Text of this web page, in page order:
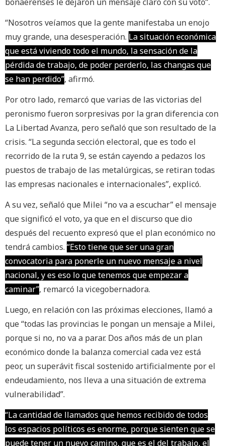
“Nosotros veíamos que la gente manifestaba un enojo
muy grande, una desesperación. La situación económica
que está viviendo todo el mundo, la sensación de la
pérdida de trabajo, de poder perderlo, las changas que
se han perdido”, afirmó.
Por otro lado, remarcó que varias de las victorias del
peronismo fueron sorpresivas por la gran diferencia con
La Libertad Avanza, pero señaló que son resultado de la
crisis. “La segunda sección electoral, que es todo el
recorrido de la ruta 9, se están cayendo a pedazos los
puestos de trabajo de las metalúrgicas, se retiran todas
las empresas nacionales e internacionales”, explicó.
A su vez, señaló que Milei “no va a escuchar” el mensaje
que significó el voto, ya que en el discurso que dio
después del recuento expresó que el plan económico no
tendrá cambios. “Esto tiene que ser una gran
convocatoria para ponerle un nuevo mensaje a nivel
nacional, y es eso lo que tenemos que empezar a
caminar”, remarcó la vicegobernadora.
Luego, en relación con las próximas elecciones, llamó a
que “todas las provincias le pongan un mensaje a Milei,
porque si no, no va a parar. Dos años más de un plan
económico donde la balanza comercial cada vez está
peor, un superávit fiscal sostenido artificialmente por el
endeudamiento, nos lleva a una situación de extrema
vulnerabilidad”.
“La cantidad de llamados que hemos recibido de todos
los espacios políticos es enorme, porque sienten que se
puede tener un nuevo camino, que es el del trabajo, el